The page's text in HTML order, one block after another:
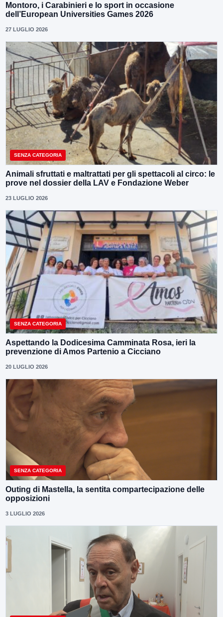
Montoro, i Carabinieri e lo sport in occasione
dell’European Universities Games 2026
27 LUGLIO 2026
SENZA CATEGORIA
Animali sfruttati e maltrattati per gli spettacoli al circo: le
prove nel dossier della LAV e Fondazione Weber
23 LUGLIO 2026
SENZA CATEGORIA
Aspettando la Dodicesima Camminata Rosa, ieri la
prevenzione di Amos Partenio a Cicciano
20 LUGLIO 2026
SENZA CATEGORIA
Outing di Mastella, la sentita compartecipazione delle
opposizioni
3 LUGLIO 2026